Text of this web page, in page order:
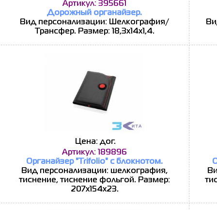
Артикул: 395661
Дорожный органайзер.
Вид персонализации: Шелкография/
Трансфер. Размер: 18,3х14х1,4.
Цена: дог.
Артикул: 189896
Органайзер "Trifolio" c блокнотом.
Вид персонализации: шелкография,
тиснение, тиснение фольгой. Размер:
207x154x23.